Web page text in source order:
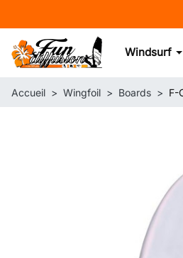
Windsurf
Accueil Wingfoil Boards F-